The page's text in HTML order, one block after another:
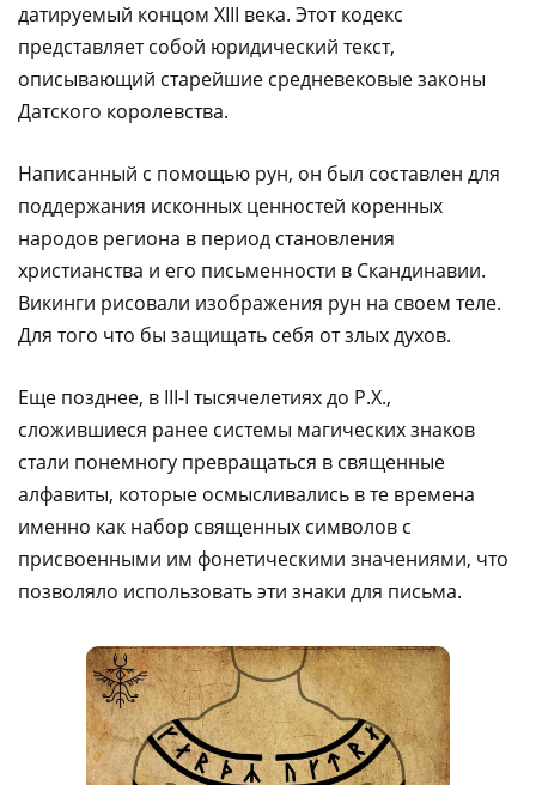
датируемый концом XIII века. Этот кодекс
представляет собой юридический текст,
описывающий старейшие средневековые законы
Датского королевства.
Написанный с помощью рун, он был составлен для
поддержания исконных ценностей коренных
народов региона в период становления
христианства и его письменности в Скандинавии.
Викинги рисовали изображения рун на своем теле.
Для того что бы защищать себя от злых духов.
Еще позднее, в III-I тысячелетиях до Р.Х.,
сложившиеся ранее системы магических знаков
стали понемногу превращаться в священные
алфавиты, которые осмысливались в те времена
именно как набор священных символов с
присвоенными им фонетическими значениями, что
позволяло использовать эти знаки для письма.